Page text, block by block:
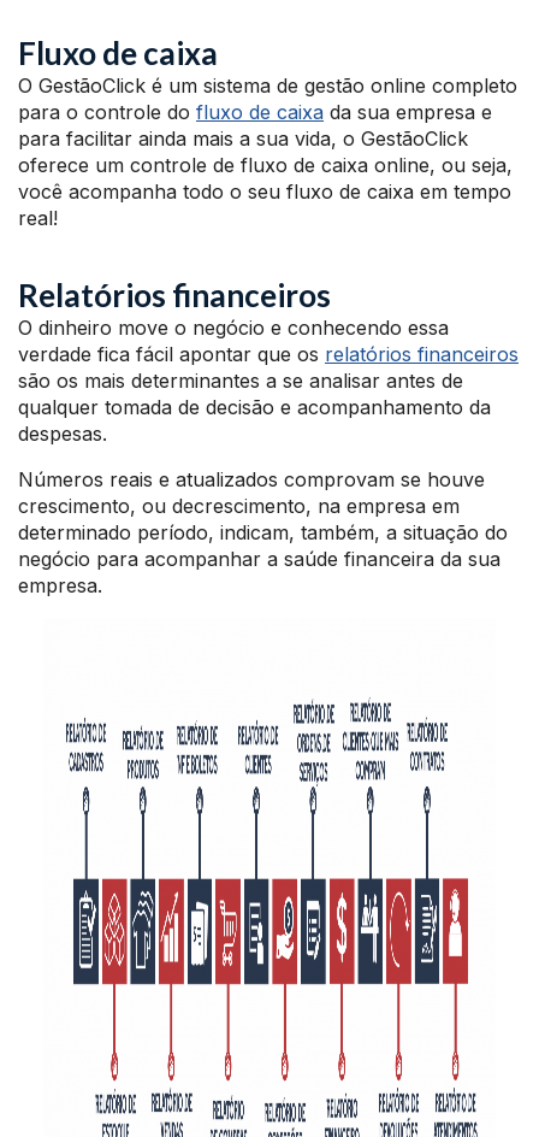
Fluxo de caixa
O GestãoClick é um sistema de gestão online completo
para o controle do fluxo de caixa da sua empresa e
para facilitar ainda mais a sua vida, o GestãoClick
oferece um controle de fluxo de caixa online, ou seja,
você acompanha todo o seu fluxo de caixa em tempo
real!
Relatórios financeiros
O dinheiro move o negócio e conhecendo essa
verdade fica fácil apontar que os relatórios financeiros
são os mais determinantes a se analisar antes de
qualquer tomada de decisão e acompanhamento da
despesas.
Números reais e atualizados comprovam se houve
crescimento, ou decrescimento, na empresa em
determinado período, indicam, também, a situação do
negócio para acompanhar a saúde financeira da sua
empresa.